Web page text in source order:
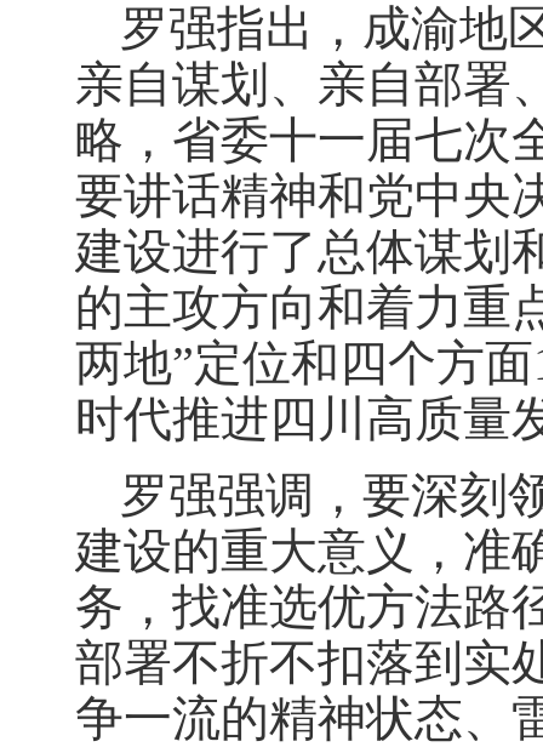
罗强指出，成渝地
亲自谋划、亲自部署
略，省委十一届七次
要讲话精神和党中央
建设进行了总体谋划
的主攻方向和着力重
两地”定位和四个方
时代推进四川高质量
罗强强调，要深刻
建设的重大意义，准
务，找准选优方法路
部署不折不扣落到实
争一流的精神状态、